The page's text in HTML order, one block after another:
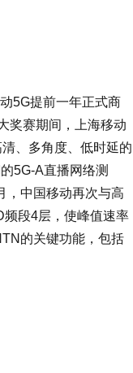
5G提前一年正式商
奖赛期间，上海移动
、多角度、低时延的
5G-A直播网络测
，中国移动再次与高
段4层，使峰值速率
的关键功能，包括